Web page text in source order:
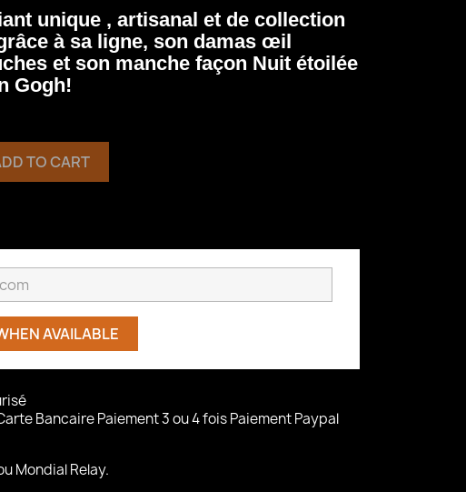
unique , artisanal et de collection
à sa ligne, son damas œil
et son manche façon Nuit étoilée
Gogh!
TO CART
AVAILABLE
Bancaire Paiement 3 ou 4 fois Paiement Paypal
Mondial Relay.